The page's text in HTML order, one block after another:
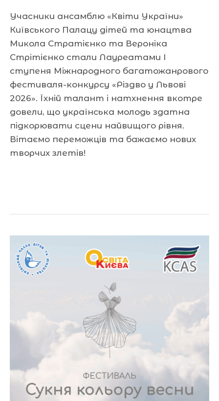
Учасники ансамблю «Квіти України»
Київського Палацу дітей та юнацтва
Микола Стратієнко та Вероніка
Стрітієнко стали Лауреатами І
ступеня Міжнародного багатожанрового
фестиваля-конкурсу «Різдво у Львові
2026». Їхній талант і натхнення вкотре
довели, що українська молодь здатна
підкорювати сцени найвищого рівня.
Вітаємо переможців та бажаємо нових
творчих злетів!
Запрошення
на
фестиваль